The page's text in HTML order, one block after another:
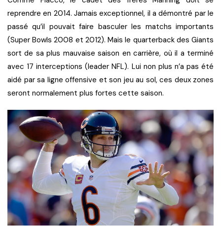
reprendre en 2014. Jamais exceptionnel, il a démontré par le
passé qu’il pouvait faire basculer les matchs importants
(Super Bowls 2008 et 2012). Mais le quarterback des Giants
sort de sa plus mauvaise saison en carrière, où il a terminé
avec 17 interceptions (leader NFL). Lui non plus n’a pas été
aidé par sa ligne offensive et son jeu au sol, ces deux zones
seront normalement plus fortes cette saison.